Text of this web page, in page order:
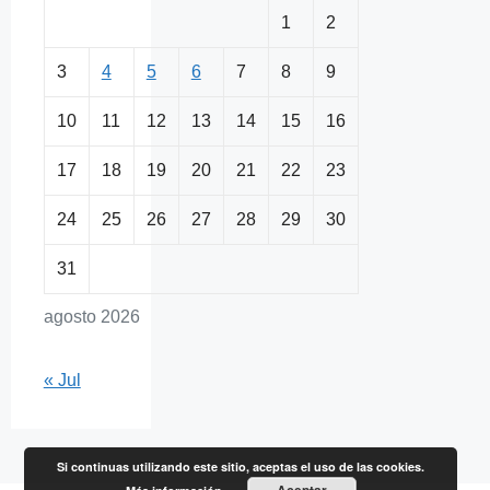
agosto 2026
1 2
3 4 5 6 7 8 9
10 11 12 13 14 15 16
17 18 19 20 21 22 23
24 25 26 27 28 29 30
31
« Jul
Si continuas utilizando este sitio, aceptas el uso de las cookies.